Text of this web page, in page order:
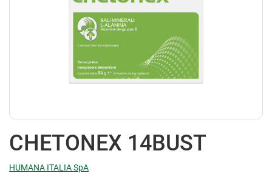
CHETONEX 14BUST
HUMANA ITALIA SpA